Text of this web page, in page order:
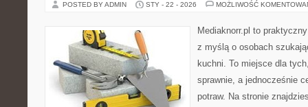
POSTED BY ADMIN STY - 22 - 2026 MOŻLIWOŚĆ
Mediaknorr.pl to
z myślą o osobach
kuchni. To miejsce dla
sprawnie, a jednocześnie
potraw. Na stronie